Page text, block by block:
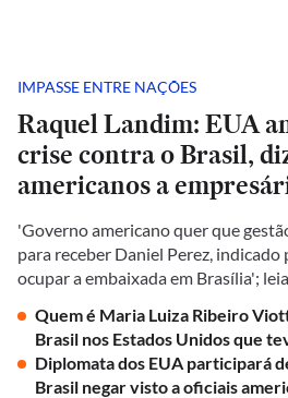
IMPASSE ENTRE NAÇÕES
Raquel Landim: EUA
crise contra o Brasil,
americanos a
'Governo americano quer que
para receber Daniel Perez,
ocupar a embaixada em Brasília';
Quem é Maria Luiza Ribeiro
Brasil nos Estados Unidos que
Diplomata dos EUA participará
Brasil negar visto a oficiais